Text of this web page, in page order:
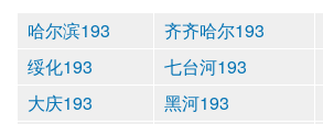
哈尔滨193 齐齐哈尔193
绥化193
七台河193
大庆193
黑河193